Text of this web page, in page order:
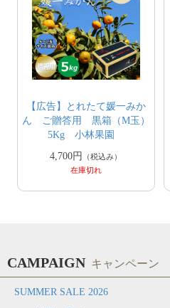
【広告】とれたて媛一みか
ん ご贈答用 黒箱（M玉）
5Kg 小林果園
4,700円
（税込み）
在庫切れ
CAMPAIGN キャンペーン
SUMMER SALE 2026